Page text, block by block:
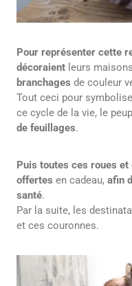
Pour représenter cette
décoraient leurs
branchages de couleur
Tout ceci pour
ce cycle de la vie, le
de feuillages.
Puis toutes ces roues
offertes en cadeau, afin
santé.
Par la suite, les
et ces couronnes.